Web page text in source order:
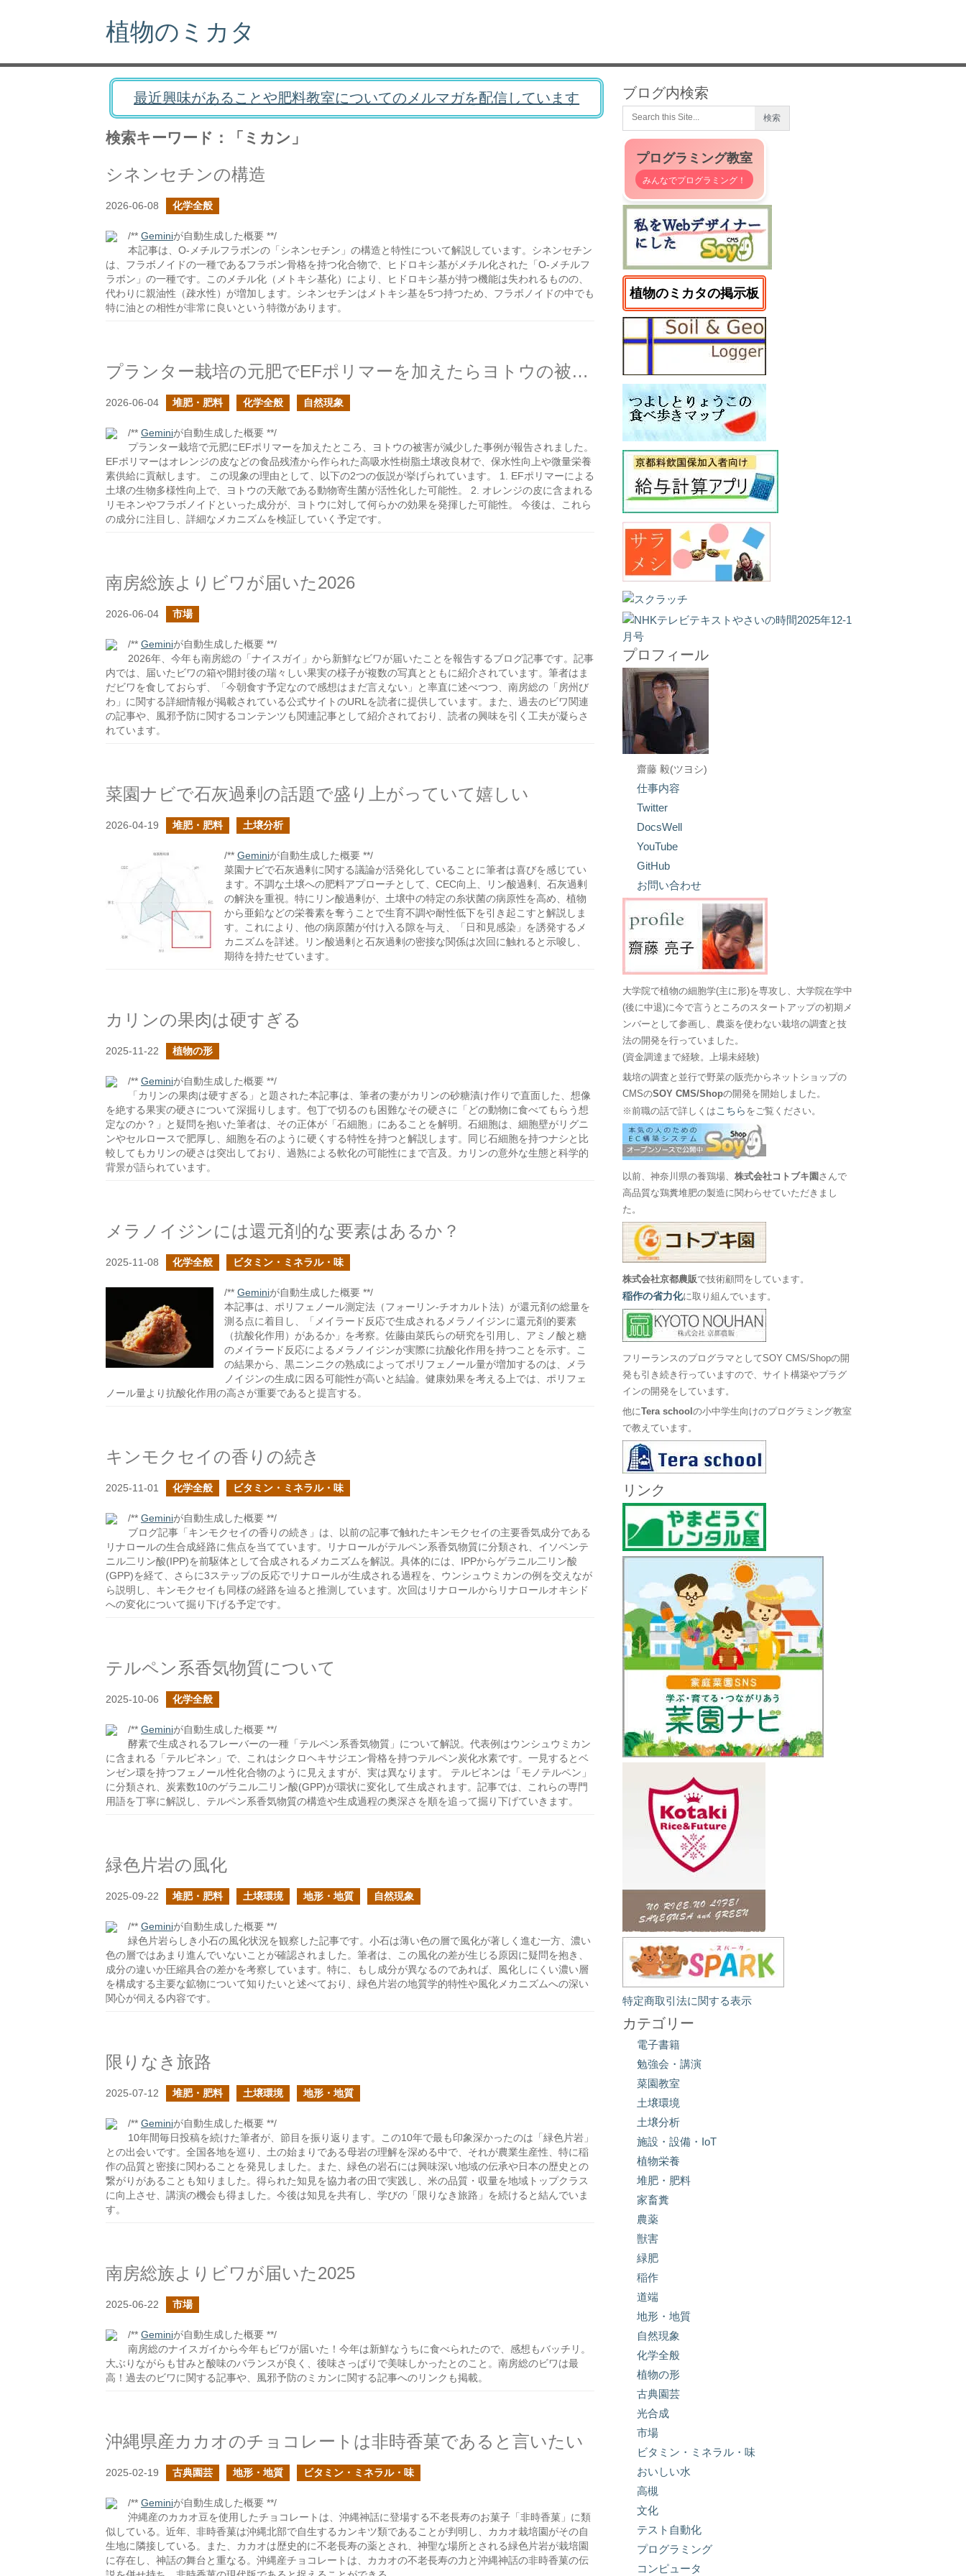
植物のミカタ
最近興味があることや肥料教室についてのメルマガを配信しています
検索キーワード：「ミカン」
シネンセチンの構造
2026-06-08 化学全般
/** Geminiが自動生成した概要 **/
本記事は、O-メチルフラボンの「シネンセチン」の構造と特性について解説しています。シネンセチン
は、フラボノイドの一種であるフラボン骨格を持つ化合物で、ヒドロキシ基がメチル化された「O-メチルフ
ラボン」の一種です。このメチル化（メトキシ基化）により、ヒドロキシ基が持つ機能は失われるものの、
代わりに親油性（疎水性）が増加します。シネンセチンはメトキシ基を5つ持つため、フラボノイドの中でも
特に油との相性が非常に良いという特徴があります。
プランター栽培の元肥でEFポリマーを加えたらヨトウの被害が減ったのは何故？
2026-06-04 堆肥・肥料 化学全般 自然現象
/** Geminiが自動生成した概要 **/
プランター栽培で元肥にEFポリマーを加えたところ、ヨトウの被害が減少した事例が報告されました。
EFポリマーはオレンジの皮などの食品残渣から作られた高吸水性樹脂土壌改良材で、保水性向上や微量栄養
素供給に貢献します。 この現象の理由として、以下の2つの仮説が挙げられています。 1. EFポリマーによる
土壌の生物多様性向上で、ヨトウの天敵である動物寄生菌が活性化した可能性。 2. オレンジの皮に含まれる
リモネンやフラボノイドといった成分が、ヨトウに対して何らかの効果を発揮した可能性。 今後は、これら
の成分に注目し、詳細なメカニズムを検証していく予定です。
南房総族よりビワが届いた2026
2026-06-04 市場
/** Geminiが自動生成した概要 **/
2026年、今年も南房総の「ナイスガイ」から新鮮なビワが届いたことを報告するブログ記事です。記事
内では、届いたビワの箱や開封後の瑞々しい果実の様子が複数の写真とともに紹介されています。筆者はま
だビワを食しておらず、「今朝食す予定なので感想はまだ言えない」と率直に述べつつ、南房総の「房州び
わ」に関する詳細情報が掲載されている公式サイトのURLを読者に提供しています。また、過去のビワ関連
の記事や、風邪予防に関するコンテンツも関連記事として紹介されており、読者の興味を引く工夫が凝らさ
れています。
菜園ナビで石灰過剰の話題で盛り上がっていて嬉しい
2026-04-19 堆肥・肥料 土壌分析
/** Geminiが自動生成した概要 **/
菜園ナビで石灰過剰に関する議論が活発化していることに筆者は喜びを感じてい
ます。不調な土壌への肥料アプローチとして、CEC向上、リン酸過剰、石灰過剰
の解決を重視。特にリン酸過剰が、土壌中の特定の糸状菌の病原性を高め、植物
から亜鉛などの栄養素を奪うことで生育不調や耐性低下を引き起こすと解説しま
す。これにより、他の病原菌が付け入る隙を与え、「日和見感染」を誘発するメ
カニズムを詳述。リン酸過剰と石灰過剰の密接な関係は次回に触れると示唆し、
期待を持たせています。
カリンの果肉は硬すぎる
2025-11-22 植物の形
/** Geminiが自動生成した概要 **/
「カリンの果肉は硬すぎる」と題された本記事は、筆者の妻がカリンの砂糖漬け作りで直面した、想像
を絶する果実の硬さについて深掘りします。包丁で切るのも困難なその硬さに「どの動物に食べてもらう想
定なのか？」と疑問を抱いた筆者は、その正体が「石細胞」にあることを解明。石細胞は、細胞壁がリグニ
ンやセルロースで肥厚し、細胞を石のように硬くする特性を持つと解説します。同じ石細胞を持つナシと比
較してもカリンの硬さは突出しており、過熟による軟化の可能性にまで言及。カリンの意外な生態と科学的
背景が語られています。
メラノイジンには還元剤的な要素はあるか？
2025-11-08 化学全般 ビタミン・ミネラル・味
/** Geminiが自動生成した概要 **/
本記事は、ポリフェノール測定法（フォーリン-チオカルト法）が還元剤の総量を
測る点に着目し、「メイラード反応で生成されるメラノイジンに還元剤的要素
（抗酸化作用）があるか」を考察。佐藤由菜氏らの研究を引用し、アミノ酸と糖
のメイラード反応によるメラノイジンが実際に抗酸化作用を持つことを示す。こ
の結果から、黒ニンニクの熟成によってポリフェノール量が増加するのは、メラ
ノイジンの生成に因る可能性が高いと結論。健康効果を考える上では、ポリフェ
ノール量より抗酸化作用の高さが重要であると提言する。
キンモクセイの香りの続き
2025-11-01 化学全般 ビタミン・ミネラル・味
/** Geminiが自動生成した概要 **/
ブログ記事「キンモクセイの香りの続き」は、以前の記事で触れたキンモクセイの主要香気成分である
リナロールの生合成経路に焦点を当てています。リナロールがテルペン系香気物質に分類され、イソペンテ
ニル二リン酸(IPP)を前駆体として合成されるメカニズムを解説。具体的には、IPPからゲラニル二リン酸
(GPP)を経て、さらに3ステップの反応でリナロールが生成される過程を、ウンシュウミカンの例を交えなが
ら説明し、キンモクセイも同様の経路を辿ると推測しています。次回はリナロールからリナロールオキシド
への変化について掘り下げる予定です。
テルペン系香気物質について
2025-10-06 化学全般
/** Geminiが自動生成した概要 **/
酵素で生成されるフレーバーの一種「テルペン系香気物質」について解説。代表例はウンシュウミカン
に含まれる「テルピネン」で、これはシクロヘキサジエン骨格を持つテルペン炭化水素です。一見するとベ
ンゼン環を持つフェノール性化合物のように見えますが、実は異なります。 テルピネンは「モノテルペン」
に分類され、炭素数10のゲラニル二リン酸(GPP)が環状に変化して生成されます。記事では、これらの専門
用語を丁寧に解説し、テルペン系香気物質の構造や生成過程の奥深さを順を追って掘り下げていきます。
緑色片岩の風化
2025-09-22 堆肥・肥料 土壌環境 地形・地質 自然現象
/** Geminiが自動生成した概要 **/
緑色片岩らしき小石の風化状況を観察した記事です。小石は薄い色の層で風化が著しく進む一方、濃い
色の層ではあまり進んでいないことが確認されました。筆者は、この風化の差が生じる原因に疑問を抱き、
成分の違いか圧縮具合の差かを考察しています。特に、もし成分が異なるのであれば、風化しにくい濃い層
を構成する主要な鉱物について知りたいと述べており、緑色片岩の地質学的特性や風化メカニズムへの深い
関心が伺える内容です。
限りなき旅路
2025-07-12 堆肥・肥料 土壌環境 地形・地質
/** Geminiが自動生成した概要 **/
10年間毎日投稿を続けた筆者が、節目を振り返ります。この10年で最も印象深かったのは「緑色片岩」
との出会いです。全国各地を巡り、土の始まりである母岩の理解を深める中で、それが農業生産性、特に稲
作の品質と密接に関わることを発見しました。また、緑色の岩石には興味深い地域の伝承や日本の歴史との
繋がりがあることも知りました。得られた知見を協力者の田で実践し、米の品質・収量を地域トップクラス
に向上させ、講演の機会も得ました。今後は知見を共有し、学びの「限りなき旅路」を続けると結んでいま
す。
南房総族よりビワが届いた2025
2025-06-22 市場
/** Geminiが自動生成した概要 **/
南房総のナイスガイから今年もビワが届いた！今年は新鮮なうちに食べられたので、感想もバッチリ。
大ぶりながらも甘みと酸味のバランスが良く、後味さっぱりで美味しかったとのこと。南房総のビワは最
高！過去のビワに関する記事や、風邪予防のミカンに関する記事へのリンクも掲載。
沖縄県産カカオのチョコレートは非時香菓であると言いたい
2025-02-19 古典園芸 地形・地質 ビタミン・ミネラル・味
/** Geminiが自動生成した概要 **/
沖縄産のカカオ豆を使用したチョコレートは、沖縄神話に登場する不老長寿のお菓子「非時香菓」に類
似している。近年、非時香菓は沖縄北部で自生するカンキツ類であることが判明し、カカオ栽培園がその自
生地に隣接している。また、カカオは歴史的に不老長寿の薬とされ、神聖な場所とされる緑色片岩が栽培園
に存在し、神話の舞台と重なる。沖縄産チョコレートは、カカオの不老長寿の力と沖縄神話の非時香菓の伝
ブログ内検索
プログラミング教室
みんなでプログラミング！
植物のミカタの掲示板
プロフィール
齋藤 毅(ツヨシ)
仕事内容
Twitter
DocsWell
YouTube
GitHub
お問い合わせ
大学院で植物の細胞学(主に形)を専攻し、大学院在学中
(後に中退)に今で言うところのスタートアップの初期メ
ンバーとして参画し、農薬を使わない栽培の調査と技
法の開発を行っていました。
(資金調達まで経験。上場未経験)
栽培の調査と並行で野菜の販売からネットショップの
CMSのSOY CMS/Shopの開発を開始しました。
※前職の話で詳しくは こちら をご覧ください。
以前、神奈川県の養鶏場、株式会社コトブキ園 さんで
高品質な鶏糞堆肥の製造に関わらせていただきまし
た。
株式会社京都農販で技術顧問をしています。
稲作の省力化に取り組んでいます。
フリーランスのプログラマとしてSOY CMS/Shopの開
発も引き続き行っていますので、サイト構築やプラグ
インの開発をしています。
他にTera schoolの小中学生向けのプログラミング教室
で教えています。
リンク
特定商取引法に関する表示
カテゴリー
電子書籍
勉強会・講演
菜園教室
土壌環境
土壌分析
施設・設備・IoT
植物栄養
堆肥・肥料
家畜糞
農薬
獣害
緑肥
稲作
道端
地形・地質
自然現象
化学全般
植物の形
古典園芸
光合成
市場
ビタミン・ミネラル・味
おいしい水
高槻
文化
テスト自動化
プログラミング
コンピュータ